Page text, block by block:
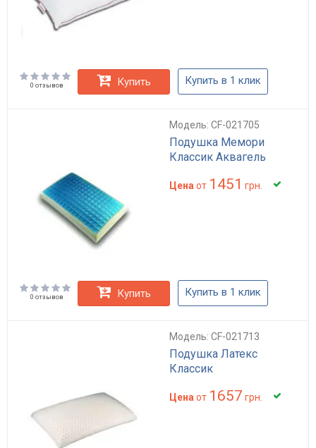
0 отзывов Купить Купить в 1 клик
Модель: CF-021705
Подушка Мемори
Классик Аквагель
Цена от 1451 грн.
0 отзывов Купить Купить в 1 клик
Модель: CF-021713
Подушка Латекс
Классик
Цена от 1657 грн.